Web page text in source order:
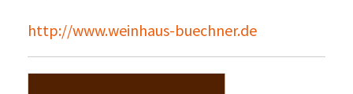
http://www.weinhaus-buechner.de